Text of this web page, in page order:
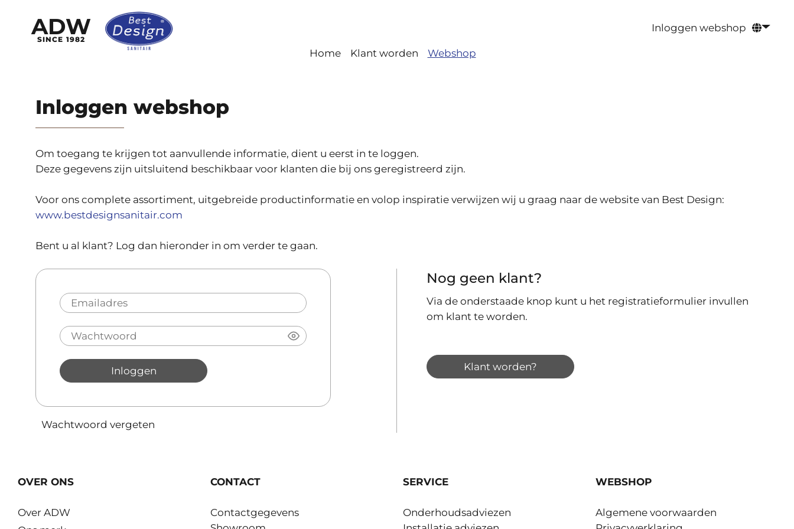
ADW
SINCE 1982
Inloggen webshop
Home Klant worden Webshop
Inloggen webshop
Om toegang te krijgen tot aanvullende informatie, dient u eerst in te loggen.
Deze gegevens zijn uitsluitend beschikbaar voor klanten die bij ons geregistreerd zijn.
Voor ons complete assortiment, uitgebreide productinformatie en volop inspiratie verwijzen wij u graag naar de website van Best Design:
www.bestdesignsanitair.com
Bent u al klant? Log dan hieronder in om verder te gaan.
Inloggen
Wachtwoord vergeten
Nog geen klant?
Via de onderstaade knop kunt u het registratieformulier invullen
om klant te worden.
Klant worden?
OVER ONS
Over ADW
CONTACT
Contactgegevens
SERVICE
Onderhoudsadviezen
WEBSHOP
Algemene voorwaarden